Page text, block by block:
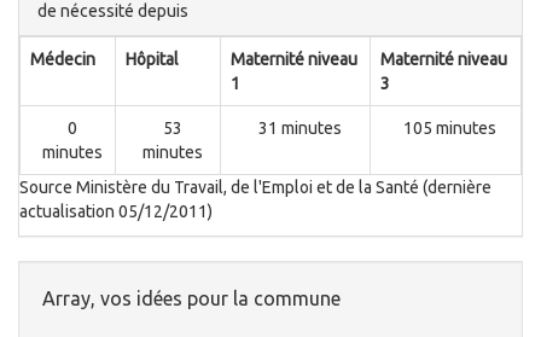
de nécessité depuis
Médecin Hôpital
Maternité niveau
1
Maternité niveau
3
0
minutes
53
minutes
31 minutes 105 minutes
Source Ministère du Travail, de l'Emploi et de la Santé (dernière
actualisation 05/12/2011)
Array, vos idées pour la commune